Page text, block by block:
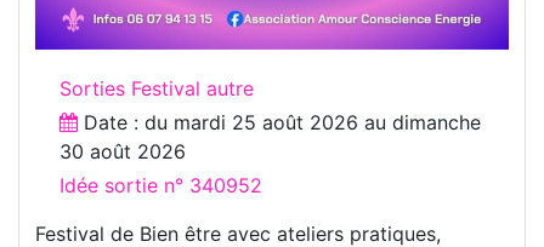
Sorties Festival autre
Date : du mardi 25 août 2026 au dimanche
30 août 2026
Idée sortie n° 340952
Festival de Bien être avec ateliers pratiques,